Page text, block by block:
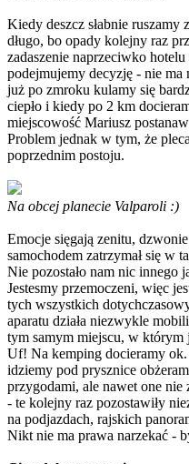
Kiedy deszcz słabnie ruszamy
długo, bo opady kolejny raz
zadaszenie naprzeciwko
podejmujemy decyzję - nie ma
już po zmroku kulamy się
ciepło i kiedy po 2 km
miejscowość Mariusz
Problem jednak w tym, że
poprzednim postoju.
Na obcej planecie Valparoli :)
Emocje sięgają zenitu,
samochodem zatrzymał się w
Nie pozostało nam nic innego
Jestesmy przemoczeni, więc
tych wszystkich
aparatu działa niezwykle
tym samym miejscu, w którym
Uf! Na kemping docieramy
idziemy pod prysznice
przygodami, ale nawet one
- te kolejny raz pozostawiły
na podjazdach, rajskich
Nikt nie ma prawa narzekać -